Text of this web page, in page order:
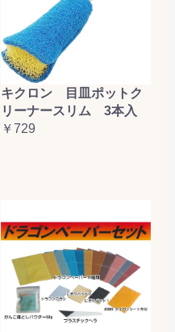
キクロン 目皿ポットク
リーナースリム 3本入
￥729